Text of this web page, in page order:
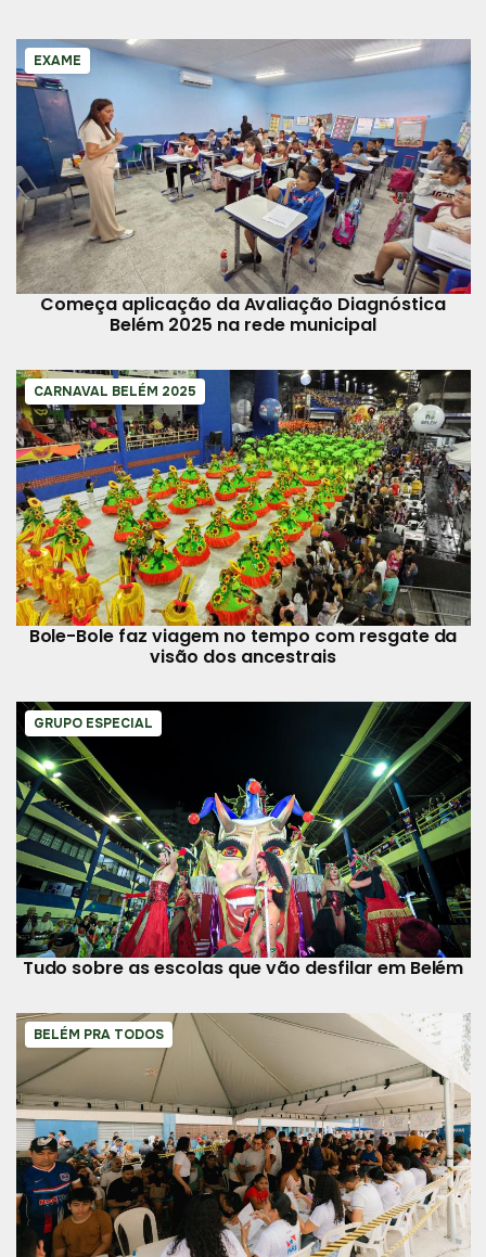
EXAME
Começa aplicação da Avaliação Diagnóstica
Belém 2025 na rede municipal
CARNAVAL BELÉM 2025
Bole-Bole faz viagem no tempo com resgate da
visão dos ancestrais
GRUPO ESPECIAL
Tudo sobre as escolas que vão desfilar em Belém
BELÉM PRA TODOS